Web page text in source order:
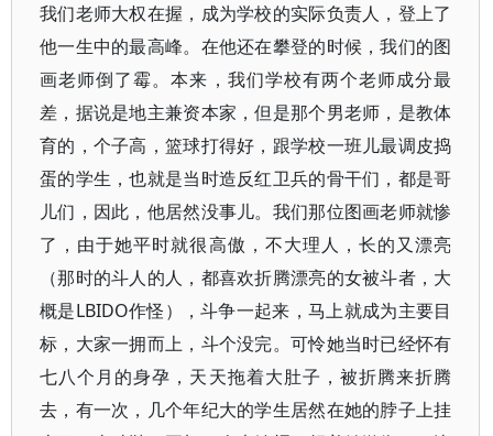
我们老师大权在握，成为学校的实际负责人，登上了
他一生中的最高峰。在他还在攀登的时候，我们的图
画老师倒了霉。本来，我们学校有两个老师成分最
差，据说是地主兼资本家，但是那个男老师，是教体
育的，个子高，篮球打得好，跟学校一班儿最调皮捣
蛋的学生，也就是当时造反红卫兵的骨干们，都是哥
儿们，因此，他居然没事儿。我们那位图画老师就惨
了，由于她平时就很高傲，不大理人，长的又漂亮
（那时的斗人的人，都喜欢折腾漂亮的女被斗者，大
概是LBIDO作怪），斗争一起来，马上就成为主要目
标，大家一拥而上，斗个没完。可怜她当时已经怀有
七八个月的身孕，天天拖着大肚子，被折腾来折腾
去，有一次，几个年纪大的学生居然在她的脖子上挂